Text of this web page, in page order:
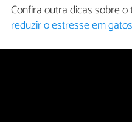
Confira outra dicas sobre
reduzir o estresse em gatos